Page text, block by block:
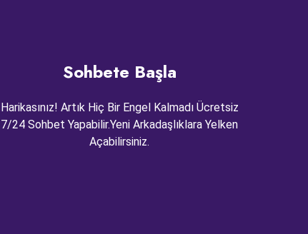
Sohbete Başla
Harikasınız! Artık Hiç Bir Engel Kalmadı Ücretsiz
7/24 Sohbet Yapabilir.Yeni Arkadaşlıklara Yelken
Açabilirsiniz.